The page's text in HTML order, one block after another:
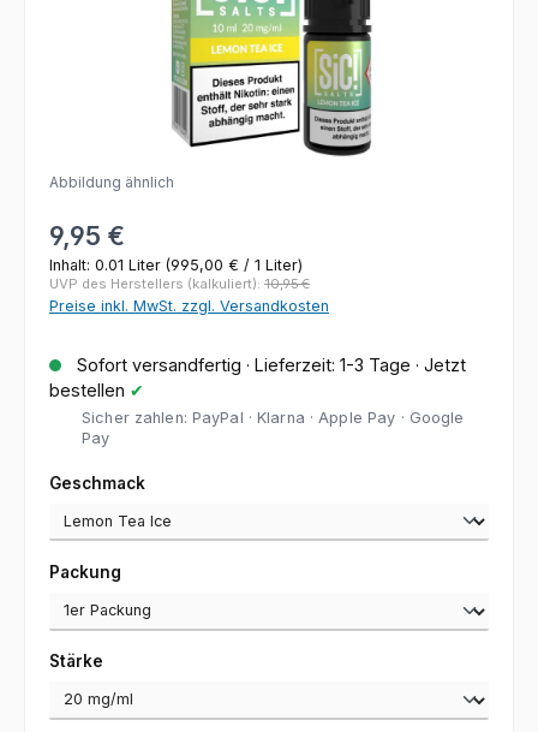
Abbildung ähnlich
Regulärer Preis:
9,95 €
Inhalt: 0.01 Liter (995,00 € / 1 Liter)
UVP des Herstellers (kalkuliert): 10,95 €
Preise inkl. MwSt. zzgl. Versandkosten
Sofort versandfertig · Lieferzeit: 1-3 Tage · Jetzt
bestellen ✔
Sicher zahlen: PayPal · Klarna · Apple Pay · Google
Pay
Geschmackauswählen
Packung
Stärke